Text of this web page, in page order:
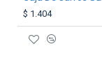
$ 1.404